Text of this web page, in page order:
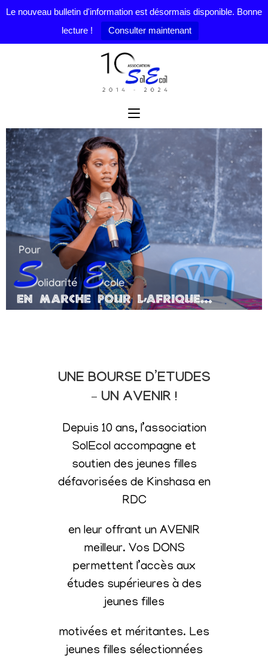
Le nouveau bulletin d'information est désormais disponible. Bonne
lecture !
Consulter maintenant
UNE BOURSE D’ETUDES
– UN AVENIR !
Depuis 10 ans, l’association
SolEcol accompagne et
soutien des jeunes filles
défavorisées de Kinshasa en
RDC
en leur offrant un AVENIR
meilleur. Vos DONS
permettent l’accès aux
études supérieures à des
jeunes filles
motivées et méritantes. Les
jeunes filles sélectionnées